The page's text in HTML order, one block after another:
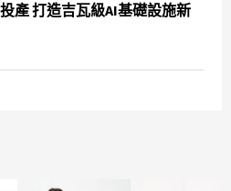
產 打造吉瓦級AI基礎設施新